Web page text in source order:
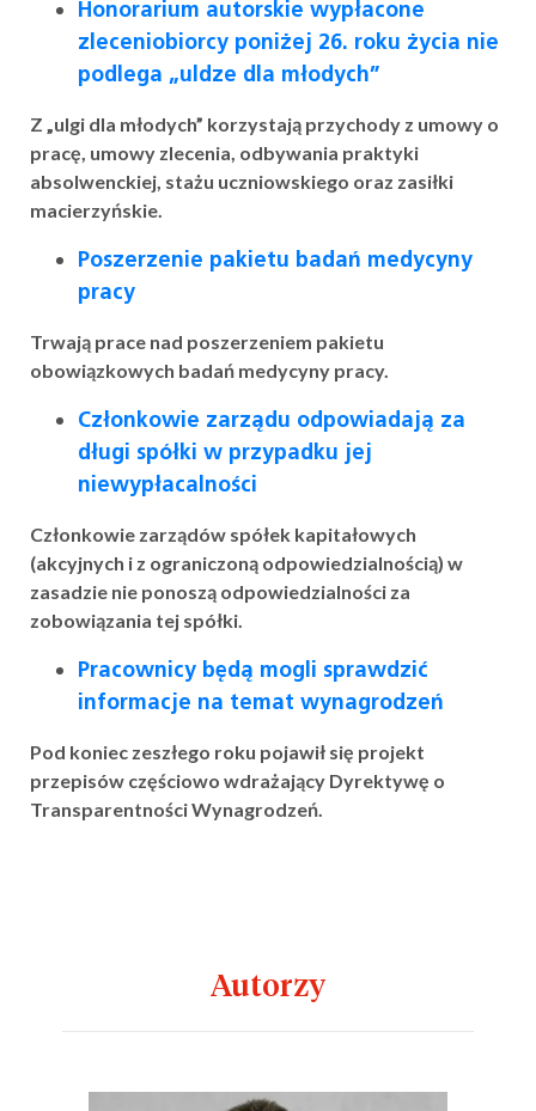
Honorarium autorskie wypłacone
zleceniobiorcy poniżej 26. roku życia nie
podlega „uldze dla młodych”
Z „ulgi dla młodych” korzystają przychody z umowy o
pracę, umowy zlecenia, odbywania praktyki
absolwenckiej, stażu uczniowskiego oraz zasiłki
macierzyńskie.
Poszerzenie pakietu badań medycyny
pracy
Trwają prace nad poszerzeniem pakietu
obowiązkowych badań medycyny pracy.
Członkowie zarządu odpowiadają za
długi spółki w przypadku jej
niewypłacalności
Członkowie zarządów spółek kapitałowych
(akcyjnych i z ograniczoną odpowiedzialnością) w
zasadzie nie ponoszą odpowiedzialności za
zobowiązania tej spółki.
Pracownicy będą mogli sprawdzić
informacje na temat wynagrodzeń
Pod koniec zeszłego roku pojawił się projekt
przepisów częściowo wdrażający Dyrektywę o
Transparentności Wynagrodzeń.
Autorzy